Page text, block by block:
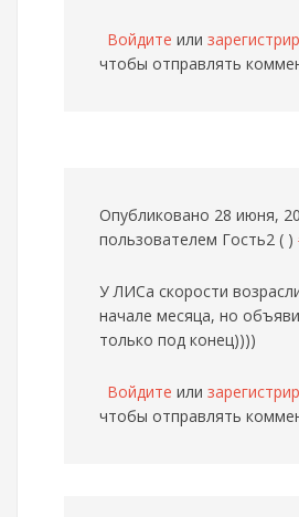
Войдите или
чтобы отправлять
Опубликовано 28 июня,
пользователем Гость2 ( )
У ЛИСа скорости
начале месяца, но
только под конец))))
Войдите или
чтобы отправлять